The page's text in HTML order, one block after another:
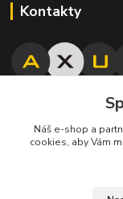
Kontakty
045/671 63 50
Náš e-shop a
cookies, aby Vám